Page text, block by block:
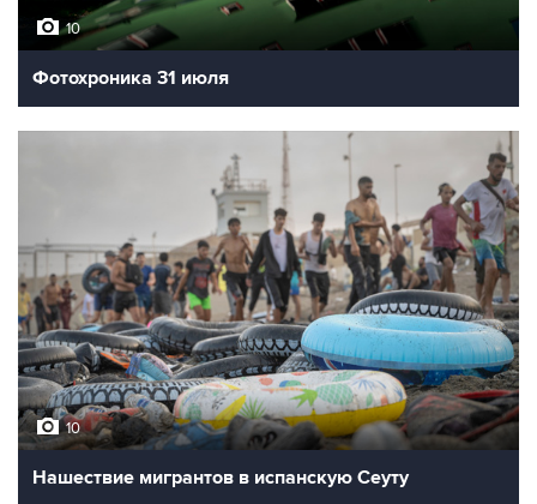
10
Фотохроника 31 июля
10
Нашествие мигрантов в испанскую Сеуту